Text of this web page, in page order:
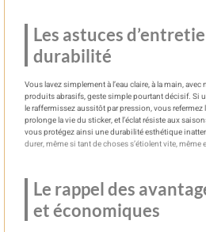
Les astuces
durabilité
Vous lavez simplement à l’eau claire, à la main,
produits abrasifs, geste simple pourtant décisif. Si
le raffermissez aussitôt par pression, vous
prolonge la vie du sticker, et l’éclat résiste aux
vous protégez ainsi une durabilité esthétique
durer, même si tant de choses s’étiolent vite, même
Le rappel des
et économiques